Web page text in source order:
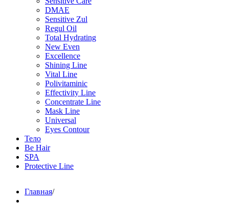
DMAE
Sensitive Zul
Regul Oil
Total Hydrating
New Even
Excellence
Shining Line
Vital Line
Polivitaminic
Effectivity Line
Concentrate Line
Mask Line
Universal
Eyes Contour
Тело
Be Hair
SPA
Protective Line
Главная/